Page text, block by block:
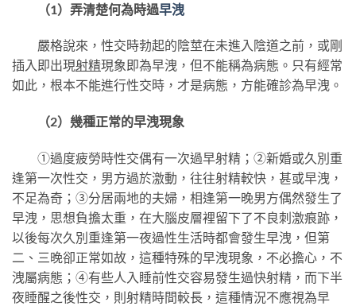
（1）弄清楚何為時過早洩
嚴格說來，性交時勃起的陰莖在未進入陰道之前，或剛
插入即出現射精現象即為早洩，但不能稱為病態。只有經常
如此，根本不能進行性交時，才是病態，方能確診為早洩。
（2）幾種正常的早洩現象
①過度疲勞時性交偶有一次過早射精；②新婚或久別重
逢第一次性交，男方過於激動，往往射精較快，甚或早洩，
不足為奇；③分居兩地的夫婦，相逢第一晚男方偶然發生了
早洩，思想負擔太重，在大腦皮層裡留下了不良刺激痕跡，
以後每次久別重逢第一夜過性生活時都會發生早洩，但第
二、三晚卻正常如故，這種特殊的早洩現象，不必擔心，不
洩屬病態；④有些人入睡前性交容易發生過快射精，而下半
夜睡醒之後性交，則射精時間較長，這種情況不應視為早